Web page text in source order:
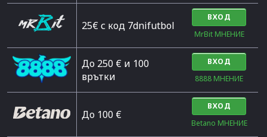
25€ с код 7dnifutbol
ВХОД
MrBit МНЕНИЕ
До 250 € и 100
врътки
ВХОД
8888 МНЕНИЕ
Дo 100 €
ВХОД
Betano МНЕНИЕ